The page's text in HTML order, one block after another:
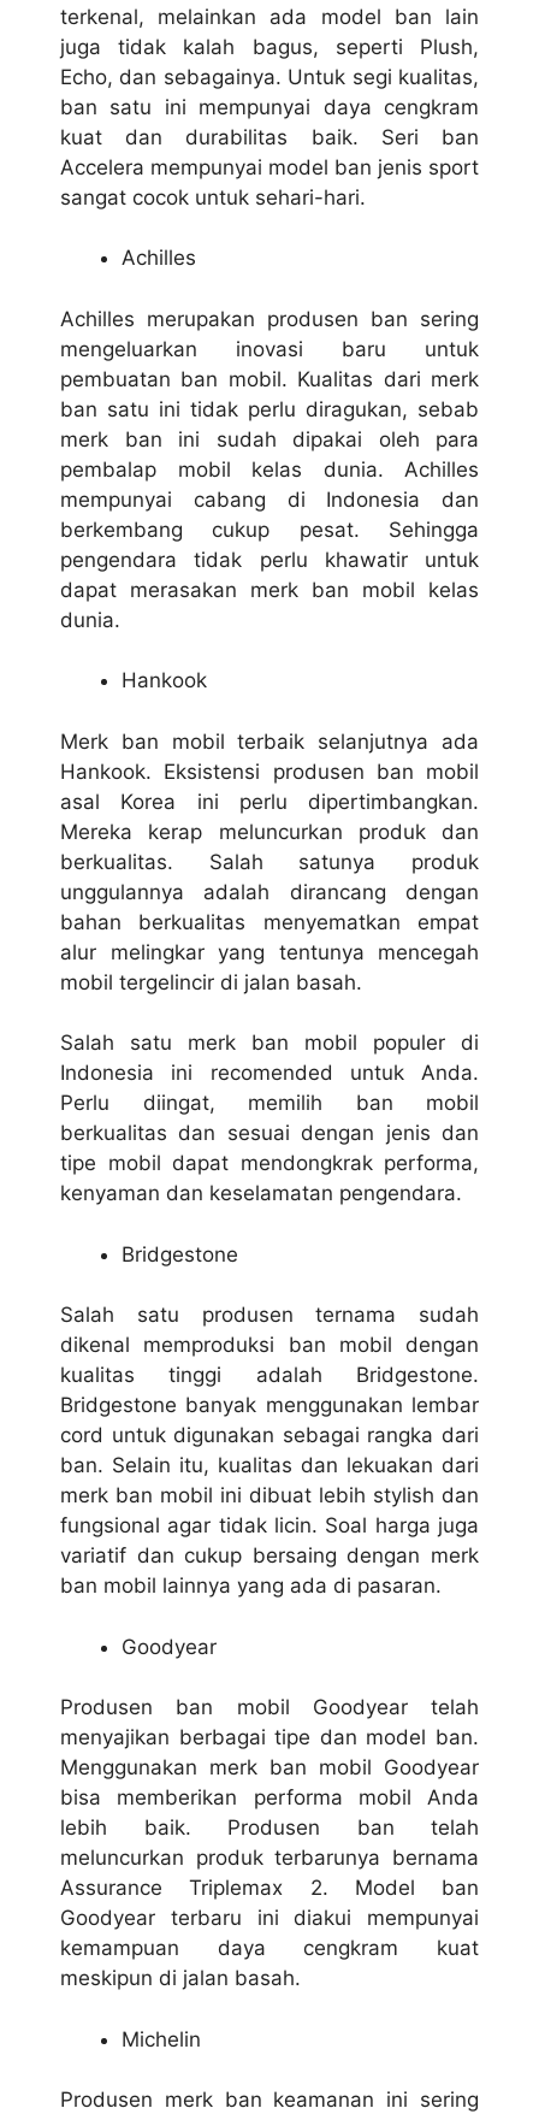
terkenal, melainkan ada model ban lain
juga tidak kalah bagus, seperti Plush,
Echo, dan sebagainya. Untuk segi kualitas,
ban satu ini mempunyai daya cengkram
kuat dan durabilitas baik. Seri ban
Accelera mempunyai model ban jenis sport
sangat cocok untuk sehari-hari.
Achilles
Achilles merupakan produsen ban sering
mengeluarkan inovasi baru untuk
pembuatan ban mobil. Kualitas dari merk
ban satu ini tidak perlu diragukan, sebab
merk ban ini sudah dipakai oleh para
pembalap mobil kelas dunia. Achilles
mempunyai cabang di Indonesia dan
berkembang cukup pesat. Sehingga
pengendara tidak perlu khawatir untuk
dapat merasakan merk ban mobil kelas
dunia.
Hankook
Merk ban mobil terbaik selanjutnya ada
Hankook. Eksistensi produsen ban mobil
asal Korea ini perlu dipertimbangkan.
Mereka kerap meluncurkan produk dan
berkualitas. Salah satunya produk
unggulannya adalah dirancang dengan
bahan berkualitas menyematkan empat
alur melingkar yang tentunya mencegah
mobil tergelincir di jalan basah.
Salah satu merk ban mobil populer di
Indonesia ini recomended untuk Anda.
Perlu diingat, memilih ban mobil
berkualitas dan sesuai dengan jenis dan
tipe mobil dapat mendongkrak performa,
kenyaman dan keselamatan pengendara.
Bridgestone
Salah satu produsen ternama sudah
dikenal memproduksi ban mobil dengan
kualitas tinggi adalah Bridgestone.
Bridgestone banyak menggunakan lembar
cord untuk digunakan sebagai rangka dari
ban. Selain itu, kualitas dan lekuakan dari
merk ban mobil ini dibuat lebih stylish dan
fungsional agar tidak licin. Soal harga juga
variatif dan cukup bersaing dengan merk
ban mobil lainnya yang ada di pasaran.
Goodyear
Produsen ban mobil Goodyear telah
menyajikan berbagai tipe dan model ban.
Menggunakan merk ban mobil Goodyear
bisa memberikan performa mobil Anda
lebih baik. Produsen ban telah
meluncurkan produk terbarunya bernama
Assurance Triplemax 2. Model ban
Goodyear terbaru ini diakui mempunyai
kemampuan daya cengkram kuat
meskipun di jalan basah.
Michelin
Produsen merk ban keamanan ini sering